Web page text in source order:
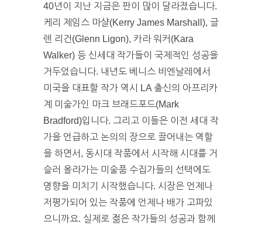
40년이 지난 지금은 판이 많이 달라졌습니다.
케리 제임스 마샬(Kerry James Marshall), 글
렌 리건(Glenn Ligon), 카라 워커(Kara
Walker) 등 신세대 작가들이 국제적인 성공을
거두었습니다. 내년도 베니스 비엔날레에서
미국을 대표할 작가 역시 LA 출신의 아프리카
계 미술가인 마크 브래드포드(Mark
Bradford)입니다. 그리고 이들은 이전 세대 작
가을 언급하고 논의의 장으로 끌어내는 역할
을 하면서, 동시대 작품에서 시작해 시대를 거
슬러 올라가는 미술품 수집가들의 선택에도
영향을 미치기 시작했습니다. 시장은 언제나
저평가되어 있는 작품에 언제나 배가 고파있
으니까요. 실제로 젊은 작가들의 성공과 함께